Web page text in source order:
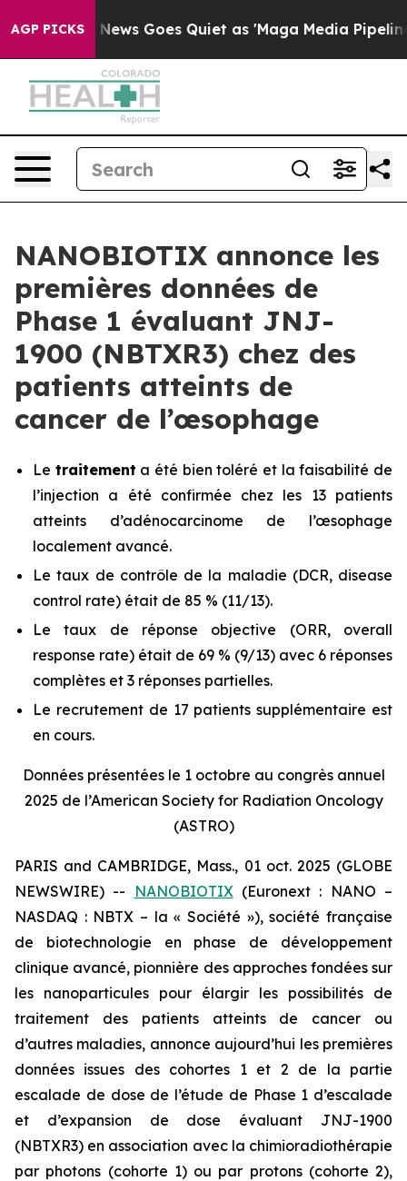
AGP PICKS
News Goes Quiet as 'Maga Media Pipeline' Backfires
NANOBIOTIX annonce les
premières données de
Phase 1 évaluant JNJ-
1900 (NBTXR3) chez des
patients atteints de
cancer de l’œsophage
Le traitement a été bien toléré et la faisabilité de
l’injection a été confirmée chez les 13 patients
atteints d’adénocarcinome de l’œsophage
localement avancé.
Le taux de contrôle de la maladie (DCR, disease
control rate) était de 85 % (11/13).
Le taux de réponse objective (ORR, overall
response rate) était de 69 % (9/13) avec 6 réponses
complètes et 3 réponses partielles.
Le recrutement de 17 patients supplémentaire est
en cours.
Données présentées le 1 octobre au congrès annuel
2025 de l’American Society for Radiation Oncology
(ASTRO)
PARIS and CAMBRIDGE, Mass., 01 oct. 2025 (GLOBE
NEWSWIRE) --
NANOBIOTIX(Euronext : NANO –
NASDAQ : NBTX – la « Société »), société française
de biotechnologie en phase de développement
clinique avancé, pionnière des approches fondées sur
les nanoparticules pour élargir les possibilités de
traitement des patients atteints de cancer ou
d’autres maladies, annonce aujourd’hui les premières
données issues des cohortes 1 et 2 de la partie
escalade de dose de l’étude de Phase 1 d’escalade
et d’expansion de dose évaluant JNJ-1900
(NBTXR3) en association avec la chimioradiothérapie
par photons (cohorte 1) ou par protons (cohorte 2),